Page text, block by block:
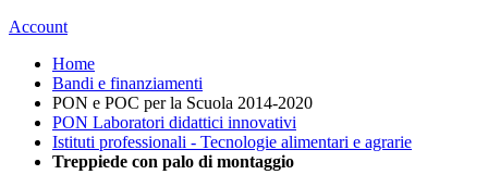
Account
Home
Bandi e finanziamenti
PON e POC per la Scuola 2014-2020
PON Laboratori didattici innovativi
Istituti professionali - Tecnologie alimentari e agrarie
Treppiede con palo di montaggio